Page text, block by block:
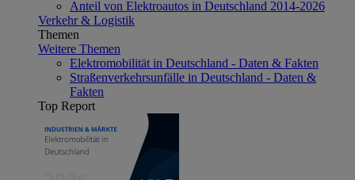
Anteil von Elektroautos in Deutschland 2014-2026
Verkehr & Logistik
Themen
Weitere Themen
Elektromobilität in Deutschland - Daten & Fakten
Straßenverkehrsunfälle in Deutschland - Daten &
Fakten
Top Report